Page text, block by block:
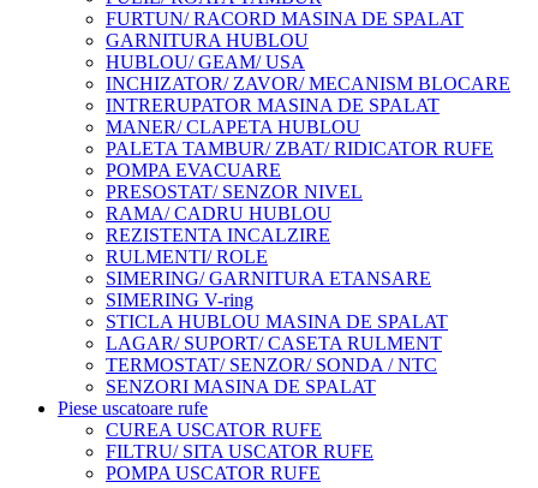
FURTUN/ RACORD MASINA DE SPALAT
GARNITURA HUBLOU
HUBLOU/ GEAM/ USA
INCHIZATOR/ ZAVOR/ MECANISM BLOCARE
INTRERUPATOR MASINA DE SPALAT
MANER/ CLAPETA HUBLOU
PALETA TAMBUR/ ZBAT/ RIDICATOR RUFE
POMPA EVACUARE
PRESOSTAT/ SENZOR NIVEL
RAMA/ CADRU HUBLOU
REZISTENTA INCALZIRE
RULMENTI/ ROLE
SIMERING/ GARNITURA ETANSARE
SIMERING V-ring
STICLA HUBLOU MASINA DE SPALAT
LAGAR/ SUPORT/ CASETA RULMENT
TERMOSTAT/ SENZOR/ SONDA / NTC
SENZORI MASINA DE SPALAT
Piese uscatoare rufe
CUREA USCATOR RUFE
FILTRU/ SITA USCATOR RUFE
POMPA USCATOR RUFE